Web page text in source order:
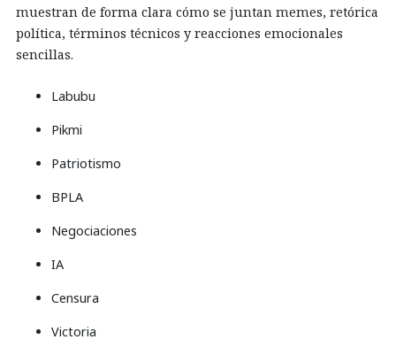
muestran de forma clara cómo se juntan memes, retórica
política, términos técnicos y reacciones emocionales
sencillas.
Labubu
Pikmi
Patriotismo
BPLA
Negociaciones
IA
Censura
Victoria